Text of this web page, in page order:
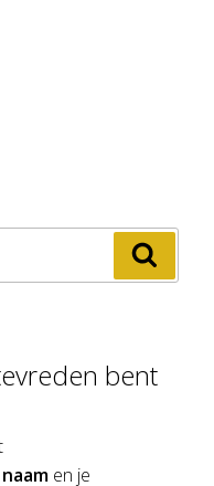
bent
naam en je